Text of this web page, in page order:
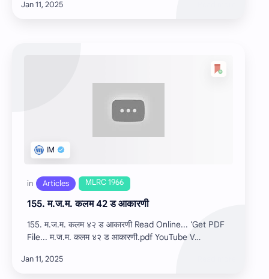
155. म.ज.म. कलम 42 ड आकारणी
155. म.ज.म. कलम ४२ ड आकारणी Read Online... 'Get PDF
File... म.ज.म. कलम ४२ ड आकारणी.pdf YouTube V…